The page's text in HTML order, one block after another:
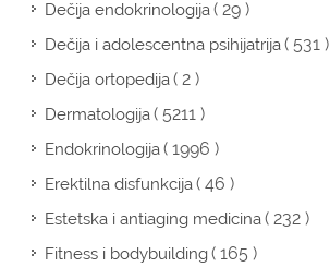
Dečija endokrinologija( 29 )
Dečija i adolescentna psihijatrija( 531 )
Dečija ortopedija( 2 )
Dermatologija( 5211 )
Endokrinologija( 1996 )
Erektilna disfunkcija( 46 )
Estetska i antiaging medicina( 232 )
Fitness i bodybuilding( 165 )